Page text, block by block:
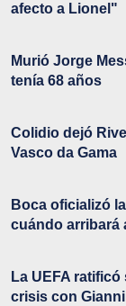
afecto a Lionel"
Murió Jorge
tenía 68 años
Colidio dejó
Vasco da Gama
Boca oficializó
cuándo arribará
La UEFA
crisis con